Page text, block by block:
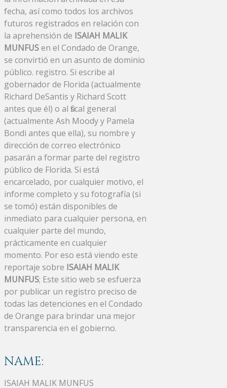
fecha, así como todos los archivos
futuros registrados en relación con
la aprehensión de ISAIAH MALIK
MUNFUSen el Condado de Orange,
se convirtió en un asunto de dominio
público. registro. Si escribe al
gobernador de Florida (actualmente
Richard DeSantis y Richard Scott
antes que él) o al fiscal general
(actualmente Ash Moody y Pamela
Bondi antes que ella), su nombre y
dirección de correo electrónico
pasarán a formar parte del registro
público de Florida. Si está
encarcelado, por cualquier motivo, el
informe completo y su fotografía (si
se tomó) están disponibles de
inmediato para cualquier persona, en
cualquier parte del mundo,
prácticamente en cualquier
momento. Por eso está viendo este
reportaje sobre ISAIAH MALIK
MUNFUS; Este sitio web se esfuerza
por publicar un registro preciso de
todas las detenciones en el Condado
de Orange para brindar una mejor
transparencia en el gobierno.
NAME:
ISAIAH MALIK MUNFUS